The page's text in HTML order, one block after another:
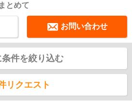
とめて
お問い合わせ
条件を絞り込む
リクエスト